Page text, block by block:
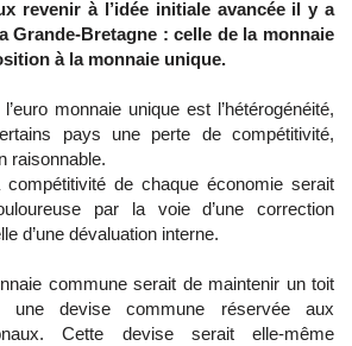
revenir à l’idée initiale avancée il y a
Grande-Bretagne : celle de la monnaie
à la monnaie unique.
monnaie unique est l’hétérogénéité,
pays une perte de compétitivité,
raisonnable.
de chaque économie serait
par la voie d’une correction
d’une dévaluation interne.
commune serait de maintenir un toit
une devise commune réservée aux
Cette devise serait elle-même